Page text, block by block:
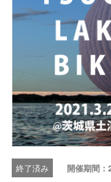
開催期間